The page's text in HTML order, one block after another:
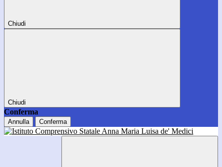
Chiudi
Chiudi
Conferma
Annulla Conferma